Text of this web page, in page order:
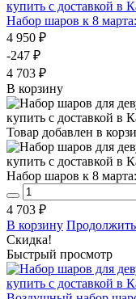
Набор шаров к 8
4 950 ₽
-247 ₽
4 703 ₽
В корзину
Товар добавлен в
Набор шаров к 8
4 703 ₽
В корзину
Скидка!
Быстрый просмотр